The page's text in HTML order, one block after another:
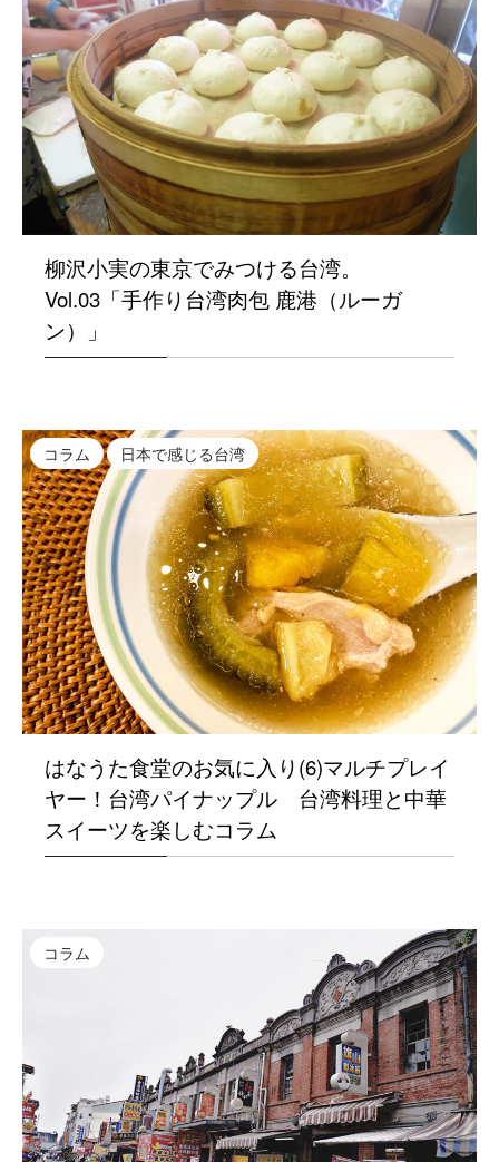
柳沢小実の東京でみつける台湾。
Vol.03「手作り台湾肉包 鹿港（ルーガ
ン）」
コラム 日本で感じる台湾
はなうた食堂のお気に入り(6)マルチプレイ
ヤー！台湾パイナップル 台湾料理と中華
スイーツを楽しむコラム
コラム